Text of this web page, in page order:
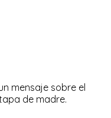
mensaje sobre el
de madre.